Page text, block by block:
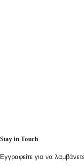
Stay in Touch
Εγγραφείτε για να